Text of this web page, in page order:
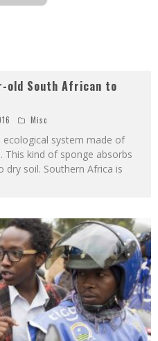
old South African to
Misc
ecological system made of
This kind of sponge absorbs
soil. Southern Africa is